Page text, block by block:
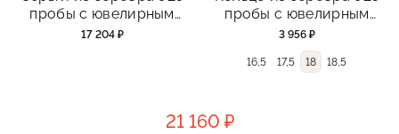
пробы с ювелирным
стеклом и жемчугами
17 204 ₽
пробы с ювелирным
стеклом
3 956 ₽
16,5 17,5 18 18,5
21 160 ₽